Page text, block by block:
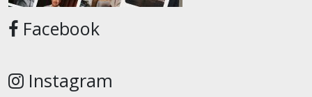
Facebook
Instagram